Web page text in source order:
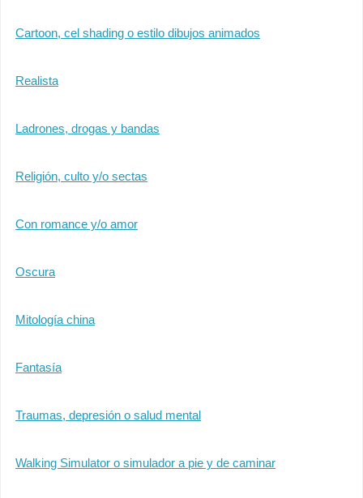
Cartoon, cel shading o estilo dibujos animados
Realista
Ladrones, drogas y bandas
Religión, culto y/o sectas
Con romance y/o amor
Oscura
Mitología china
Fantasía
Traumas, depresión o salud mental
Walking Simulator o simulador a pie y de caminar